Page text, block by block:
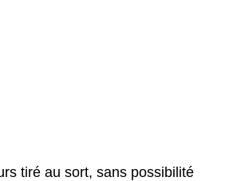
tiré au sort, sans possibilité